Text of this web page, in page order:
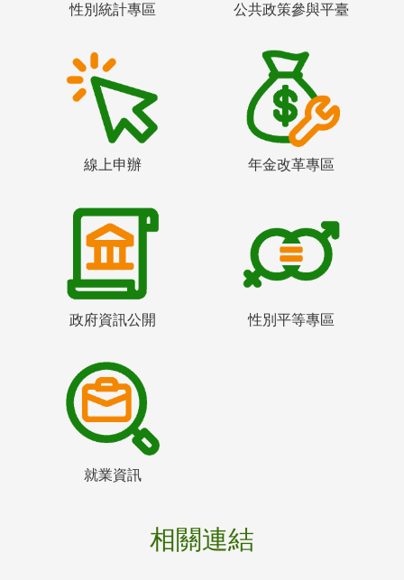
性別統計專區 公共政策參與平臺
線上申辦 年金改革專區
政府資訊公開 性別平等專區
就業資訊
相關連結